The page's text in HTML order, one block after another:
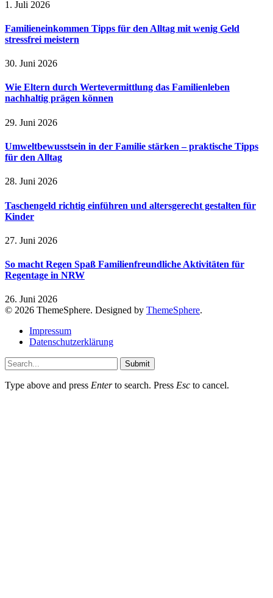
1. Juli 2026
Familieneinkommen Tipps für den Alltag mit wenig Geld
stressfrei meistern
30. Juni 2026
Wie Eltern durch Wertevermittlung das Familienleben
nachhaltig prägen können
29. Juni 2026
Umweltbewusstsein in der Familie stärken – praktische Tipps
für den Alltag
28. Juni 2026
Taschengeld richtig einführen und altersgerecht gestalten für
Kinder
27. Juni 2026
So macht Regen Spaß Familienfreundliche Aktivitäten für
Regentage in NRW
26. Juni 2026
© 2026 ThemeSphere. Designed by ThemeSphere.
Impressum
Datenschutzerklärung
Submit
Type above and press Enterto search. Press Esc to cancel.